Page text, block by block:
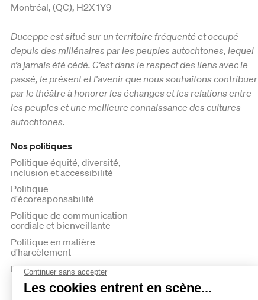
Montréal, (QC), H2X 1Y9
Duceppe est situé sur un territoire fréquenté et occupé
depuis des millénaires par les peuples autochtones, lequel
n’a jamais été cédé. C’est dans le respect des liens avec le
passé, le présent et l'avenir que nous souhaitons contribuer
par le théâtre à honorer les échanges et les relations entre
les peuples et une meilleure connaissance des cultures
autochtones.
Nos politiques
Politique équité, diversité,
inclusion et accessibilité
Politique
d'écoresponsabilité
Politique de communication
cordiale et bienveillante
Politique en matière
d'harcèlement
Politique de confidentialité